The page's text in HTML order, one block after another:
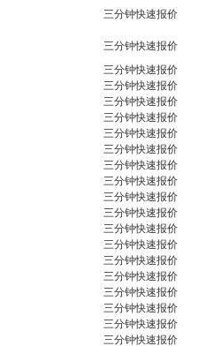
三分钟快速报价
三分钟快速报价
三分钟快速报价
三分钟快速报价
三分钟快速报价
三分钟快速报价
三分钟快速报价
三分钟快速报价
三分钟快速报价
三分钟快速报价
三分钟快速报价
三分钟快速报价
三分钟快速报价
三分钟快速报价
三分钟快速报价
三分钟快速报价
三分钟快速报价
三分钟快速报价
三分钟快速报价
三分钟快速报价